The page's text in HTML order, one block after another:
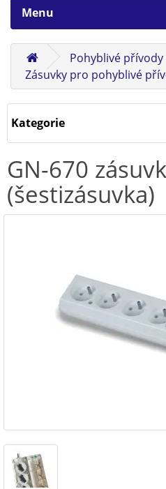
Menu
Pohyblivé přívody
Zásuvky pro pohyblivé
Kategorie
GN-670
(šestizásuvka)